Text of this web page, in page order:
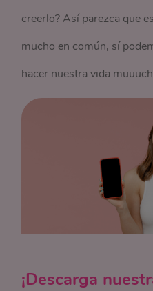
creerlo? Así parezca que
mucho en común, sí
hacer nuestra vida
¡Descarga